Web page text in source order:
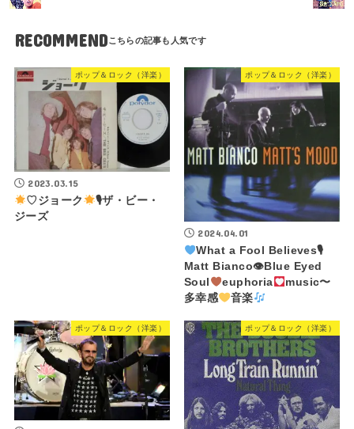
RECOMMEND
ポップ＆ロック（洋楽）
2023.03.15
♡ジョーク
🎙ザ・ビー・
ジーズ
ポップ＆ロック（洋楽）
2024.04.01
What a Fool Believes🎙
Matt Bianco👁Blue Eyed
Soul
euphoria
music〜
多幸感
音楽
ポップ＆ロック（洋楽） ポップ＆ロック（洋楽）